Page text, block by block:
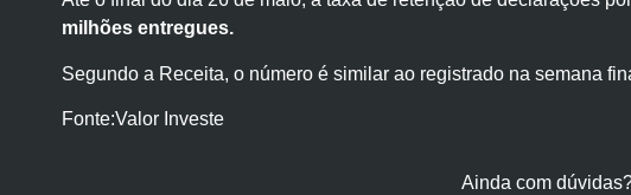
milhões entregues.
Segundo a Receita, o número é similar ao registrado na semana
Fonte:Valor Investe
Ainda com